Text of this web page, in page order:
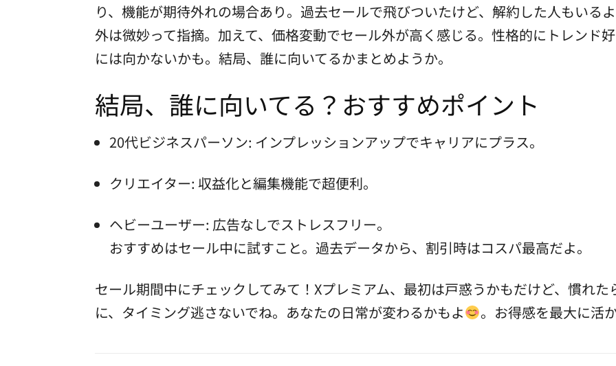
り、機能が期待外れの場合あり。過去セールで飛びついたけど、解約した人もいる
外は微妙って指摘。加えて、価格変動でセール外が高く感じる。性格的にトレンド
には向かないかも。結局、誰に向いてるかまとめようか。
結局、誰に向いてる？おすすめポイント
20代ビジネスパーソン: インプレッションアップでキャリアにプラス。
クリエイター: 収益化と編集機能で超便利。
ヘビーユーザー: 広告なしでストレスフリー。
おすすめはセール中に試すこと。過去データから、割引時はコスパ最高だよ。
セール期間中にチェックしてみて！Xプレミアム、最初は戸惑うかもだけど、慣れ
に、タイミング逃さないでね。あなたの日常が変わるかもよ
。お得感を最大に活